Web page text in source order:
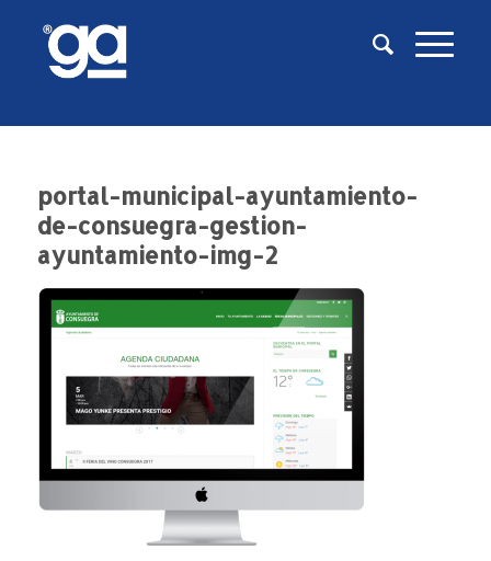
portal-municipal-ayuntamiento-
de-consuegra-gestion-
ayuntamiento-img-2